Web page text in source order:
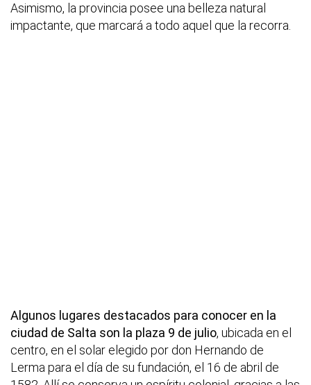
Asimismo, la provincia posee una belleza natural
impactante, que marcará a todo aquel que la recorra.
Algunos lugares destacados para conocer en la
ciudad de Salta son la plaza 9 de julio, ubicada en el
centro, en el solar elegido por don Hernando de
Lerma para el día de su fundación, el 16 de abril de